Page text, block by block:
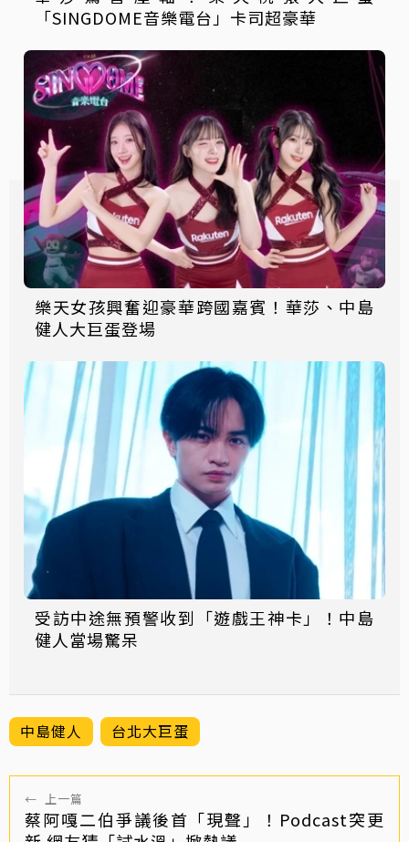
「SINGDOME音樂電台」卡司超豪華
樂天女孩興奮迎豪華跨國嘉賓！華莎、中島
健人大巨蛋登場
受訪中途無預警收到「遊戲王神卡」！中島
健人當場驚呆
中島健人 台北大巨蛋
← 上一篇
蔡阿嘎二伯爭議後首「現聲」！Podcast突更